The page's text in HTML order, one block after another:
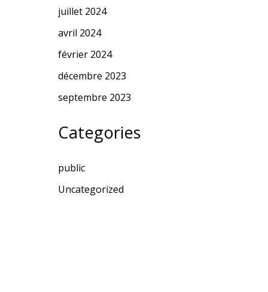
juillet 2024
avril 2024
février 2024
décembre 2023
septembre 2023
Categories
public
Uncategorized